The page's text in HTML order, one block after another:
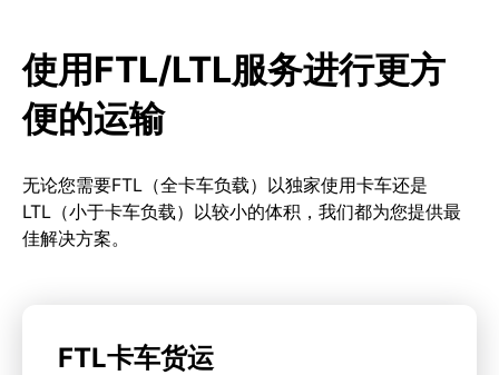
使用FTL/LTL服务进行更方
便的运输
无论您需要FTL（全卡车负载）以独家使用卡车还是
LTL（小于卡车负载）以较小的体积，我们都为您提供最
佳解决方案。
FTL卡车货运